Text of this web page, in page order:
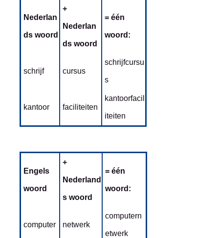
Nederlan
ds woord
+
Nederlan
ds woord
= één
woord:
schrijf cursus
schrijfcursu
s
kantoor faciliteiten
kantoorfacil
iteiten
Engels
woord
+
Nederland
s woord
= één
woord:
computer netwerk
computern
etwerk